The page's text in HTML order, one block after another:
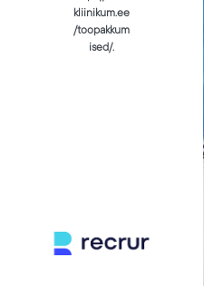
kliinikum.ee
/toopakkum
ised/.